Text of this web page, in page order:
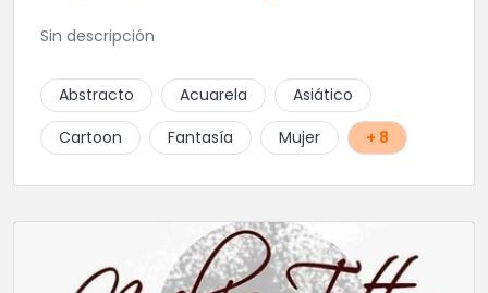
Sin descripción
Abstracto Acuarela
Asiático
Cartoon
Fantasía Mujer + 8